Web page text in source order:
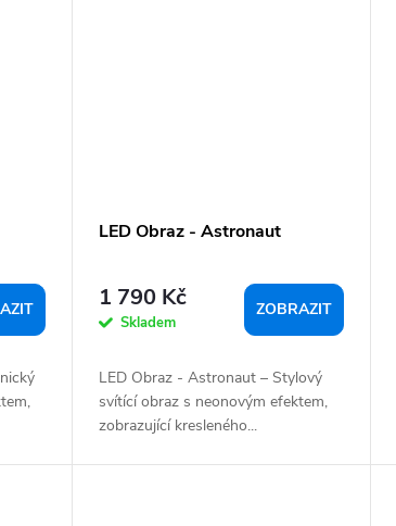
LED Obraz - Astronaut
1 790 Kč
Skladem
ZOBRAZIT
LED Obraz - Astronaut – Stylový
svítící obraz s neonovým efektem,
zobrazující kresleného...